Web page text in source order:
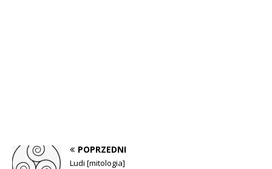
POPRZEDNI
Ludi [mitologia]